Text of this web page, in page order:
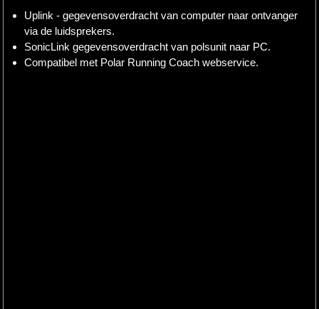
Uplink - gegevensoverdracht van computer naar ontvanger
via de luidsprekers.
SonicLink gegevensoverdracht van polsunit naar PC.
Compatibel met Polar Running Coach webservice.